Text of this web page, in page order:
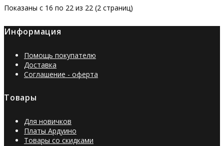
Показаны с 16 по 22 из 22 (2 страниц)
Информация
Помощь покупателю
Доставка
Соглашение - оферта
Товары
Для новичков
Платы Ардуино
Товары со скидками